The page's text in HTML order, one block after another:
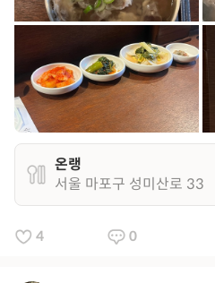
온랭
서울 마포구 성미산로 33
4 0